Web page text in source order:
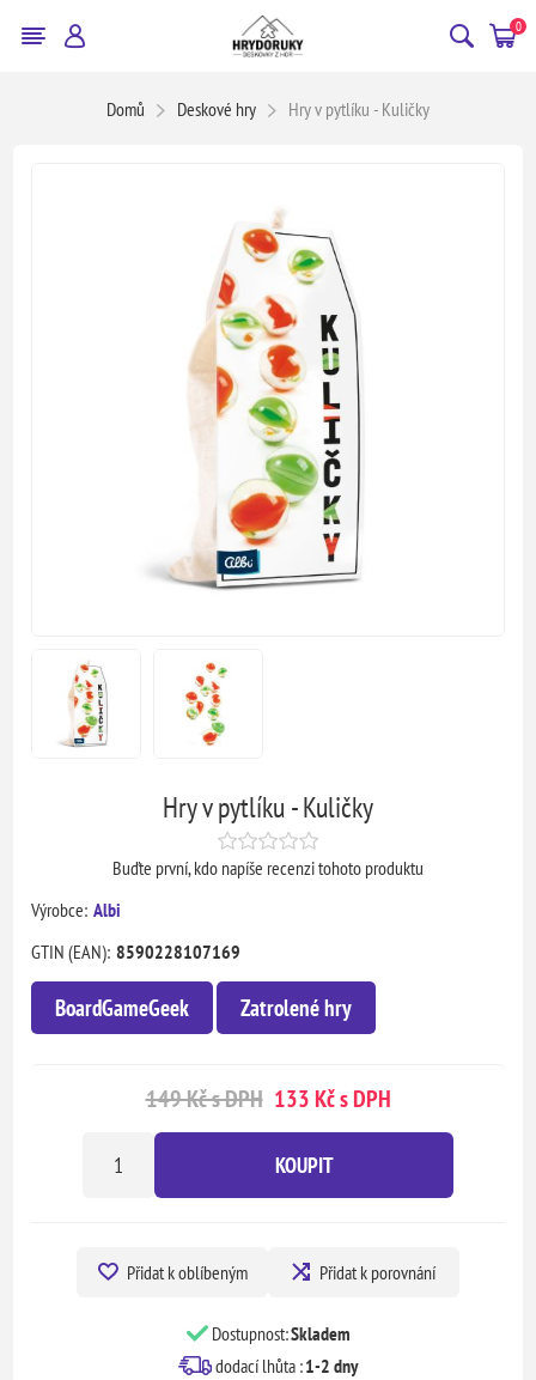
0
Domů Deskové hry Hry v pytlíku - Kuličky
Hry v pytlíku - Kuličky
Buďte první, kdo napíše recenzi tohoto produktu
Výrobce: Albi
GTIN (EAN): 8590228107169
BoardGameGeek Zatrolené hry
149 Kč s DPH 133 Kč s DPH
KOUPIT
Přidat k oblíbeným Přidat k porovnání
Dostupnost:Skladem
dodací lhůta :1-2 dny